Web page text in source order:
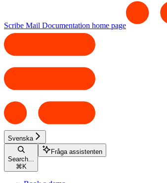
Scribe Mail Documentation home page
Svenska
Search...
⌘ K
Fråga assistenten